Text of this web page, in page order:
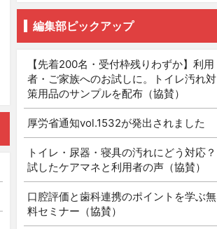
編集部ピックアップ
【先着200名・受付枠残りわずか】利用
者・ご家族へのお試しに。トイレ汚れ対
策用品のサンプルを配布（協賛）
厚労省通知vol.1532が発出されました
トイレ・尿器・寝具の汚れにどう対応？
試したケアマネと利用者の声（協賛）
口腔評価と歯科連携のポイントを学ぶ無
料セミナー（協賛）